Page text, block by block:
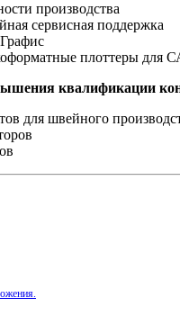
производства
сервисная поддержка
плоттеры для
квалификации
для швейного